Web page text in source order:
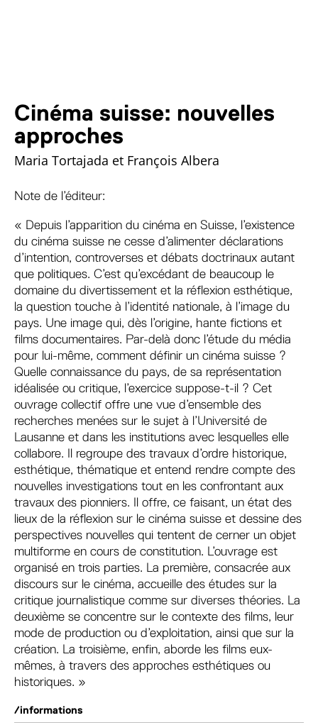
Cinéma suisse: nouvelles
approches
Maria Tortajada et François Albera
Note de l’éditeur:
« Depuis l’apparition du cinéma en Suisse, l’existence
du cinéma suisse ne cesse d’alimenter déclarations
d’intention, controverses et débats doctrinaux autant
que politiques. C’est qu’excédant de beaucoup le
domaine du divertissement et la réflexion esthétique,
la question touche à l’identité nationale, à l’image du
pays. Une image qui, dès l’origine, hante fictions et
films documentaires. Par-delà donc l’étude du média
pour lui-même, comment définir un cinéma suisse ?
Quelle connaissance du pays, de sa représentation
idéalisée ou critique, l’exercice suppose-t-il ? Cet
ouvrage collectif offre une vue d’ensemble des
recherches menées sur le sujet à l’Université de
Lausanne et dans les institutions avec lesquelles elle
collabore. Il regroupe des travaux d’ordre historique,
esthétique, thématique et entend rendre compte des
nouvelles investigations tout en les confrontant aux
travaux des pionniers. Il offre, ce faisant, un état des
lieux de la réflexion sur le cinéma suisse et dessine des
perspectives nouvelles qui tentent de cerner un objet
multiforme en cours de constitution. L’ouvrage est
organisé en trois parties. La première, consacrée aux
discours sur le cinéma, accueille des études sur la
critique journalistique comme sur diverses théories. La
deuxième se concentre sur le contexte des films, leur
mode de production ou d’exploitation, ainsi que sur la
création. La troisième, enfin, aborde les films eux-
mêmes, à travers des approches esthétiques ou
historiques. »
/informations